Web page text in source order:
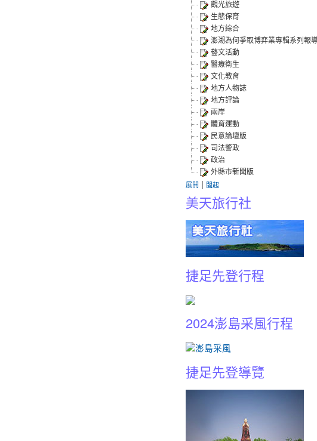
觀光旅遊
生態保育
地方綜合
澎湖為何爭取博弈業專輯系列報
藝文活動
醫療衛生
文化教育
地方人物誌
地方評論
兩岸
體育運動
民意論壇版
司法警政
政治
外縣市新聞版
展開 | 闔起
美天旅行社
捷足先登行程
2024澎島采風行程
捷足先登導覽